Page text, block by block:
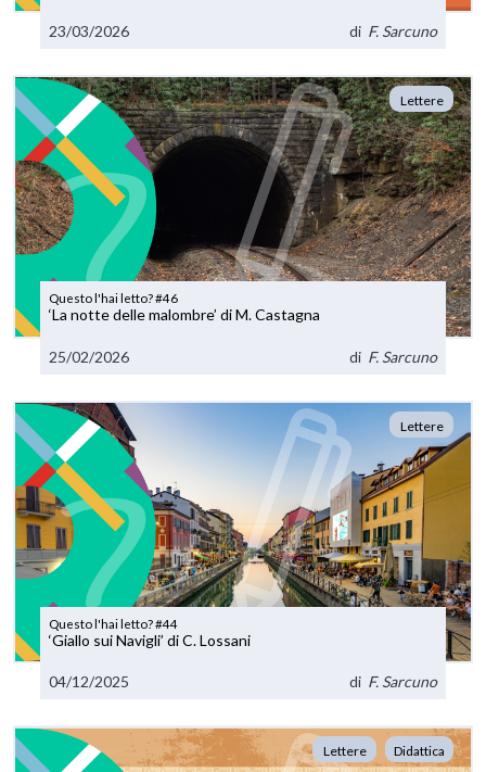
23/03/2026 di F. Sarcuno
Lettere
Questo l'hai letto? #46
‘La notte delle malombre’ di M. Castagna
25/02/2026 di F. Sarcuno
Lettere
Questo l'hai letto? #44
‘Giallo sui Navigli’ di C. Lossani
04/12/2025 di F. Sarcuno
Lettere Didattica